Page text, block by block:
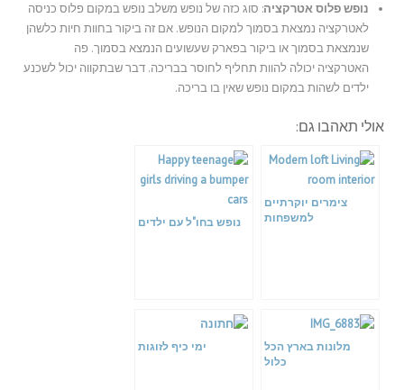
נופש פלוס אטרקציה: סוג כזה של נופש משלב נופש במקום פלוס כניסה
לאטרקציה נמצאת בסמוך למקום הנופש. אם זה ביקור בחוות חיות כלשהן
שנמצאת בסמוך או ביקור בפארק שעשועים הנמצא בסמוך. פה
האטרקציה יכולה להוות תחליף לחוסר בבריכה. דבר שבתקווה יכול לשכנע
ילדים לשהות במקום נופש שאין בו בריכה.
אולי תאהבו גם:
צימרים יוקרתיים
למשפחות
נופש בחו"ל עם ילדים
מלונות בארץ הכל
כלול
ימי כיף לזוגות